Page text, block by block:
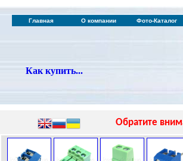
Главная О компании Фото-Каталог
Как купить...
Обратите